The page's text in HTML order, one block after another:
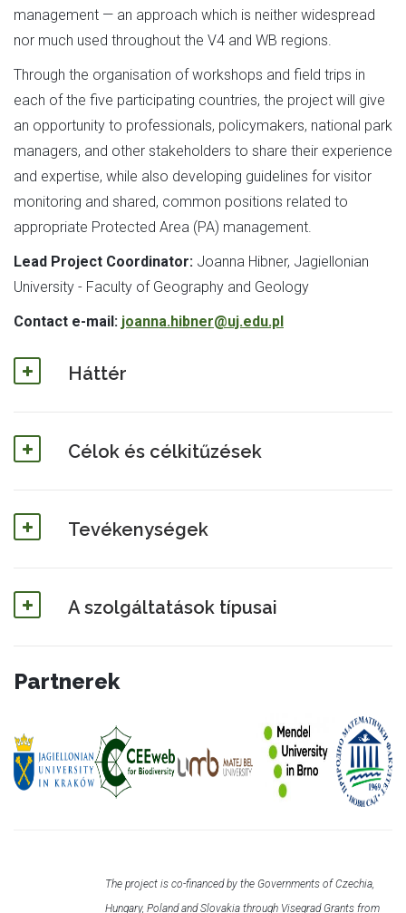
management — an approach which is neither widespread
nor much used throughout the V4 and WB regions.
Through the organisation of workshops and field trips in
each of the five participating countries, the project will give
an opportunity to professionals, policymakers, national park
managers, and other stakeholders to share their experience
and expertise, while also developing guidelines for visitor
monitoring and shared, common positions related to
appropriate Protected Area (PA) management.
Lead Project Coordinator: Joanna Hibner, Jagiellonian
University - Faculty of Geography and Geology
Contact e-mail: joanna.hibner@uj.edu.pl
Háttér
Célok és célkitűzések
Tevékenységek
A szolgáltatások típusai
Partnerek
The project is co-financed by the Governments of Czechia,
Hungary, Poland and Slovakia through Visegrad Grants from